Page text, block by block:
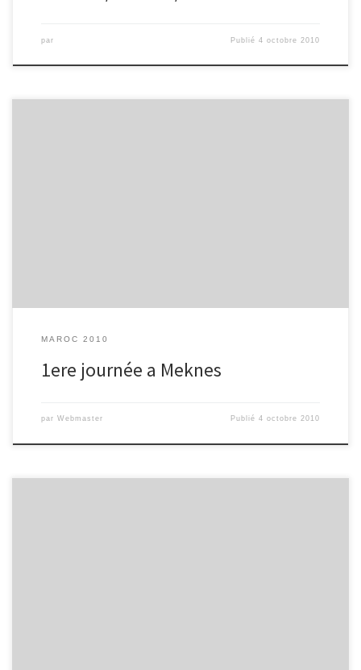
par Publié4 octobre 2010
MAROC 2010
1ere journée a Meknes
par Webmaster Publié4 octobre 2010